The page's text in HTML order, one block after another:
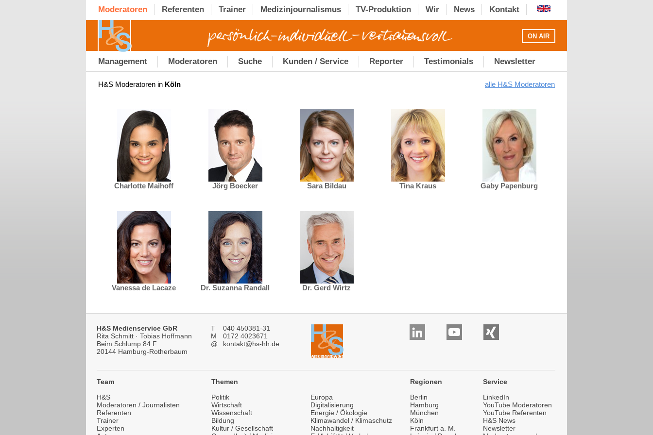
Moderatoren Referenten Trainer Medizinjournalismus TV-Produktion Wir News Kontakt
ON AIR
Management Moderatoren Suche Kunden / Service Reporter Testimonials Newsletter
H&S Moderatoren in Köln alle H&S Moderatoren
Charlotte Maihoff Jörg Boecker Sara Bildau Tina Kraus Gaby Papenburg
Vanessa de Lacaze Dr. Suzanna Randall Dr. Gerd Wirtz
H&S Medienservice GbR
Rita Schmitt · Tobias Hoffmann
Beim Schlump 84 F
20144 Hamburg-Rotherbaum
T
040 450381-31
M
0172 4023671
@
kontakt@hs-hh.de
Team
H&S
Moderatoren / Journalisten
Referenten
Trainer
Experten
Themen
Politik
Wirtschaft
Wissenschaft
Bildung
Kultur / Gesellschaft
Europa
Digitalisierung
Energie / Ökologie
Klimawandel / Klimaschutz
Nachhaltigkeit
Regionen
Berlin
Hamburg
München
Köln
Frankfurt a. M.
Service
LinkedIn
YouTube Moderatoren
YouTube Referenten
H&S News
Newsletter